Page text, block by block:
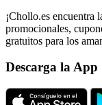
¡Chollo.es encuentra
promocionales,
gratuitos para los
Descarga la App